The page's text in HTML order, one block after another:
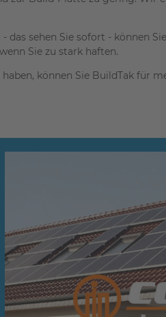
sehen Sie sofort - können
Sie zu stark haften.
können Sie BuildTak für